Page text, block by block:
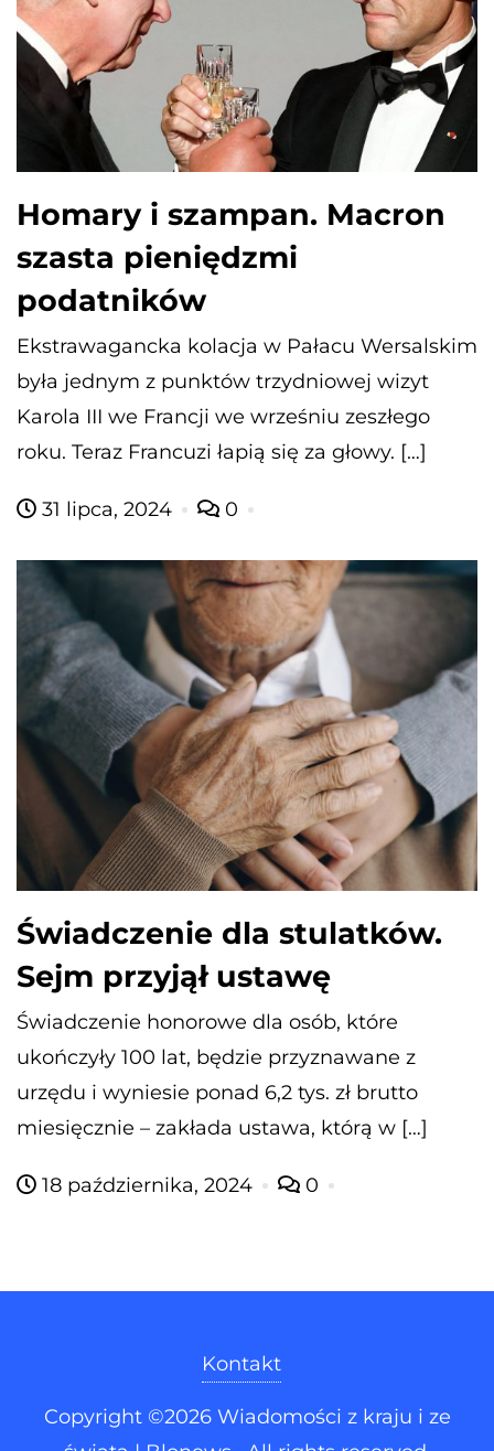
Homary i szampan. Macron
szasta pieniędzmi
podatników
Ekstrawagancka kolacja w Pałacu Wersalskim
była jednym z punktów trzydniowej wizyt
Karola III we Francji we wrześniu zeszłego
roku. Teraz Francuzi łapią się za głowy. […]
31 lipca, 2024 0
Świadczenie dla stulatków.
Sejm przyjął ustawę
Świadczenie honorowe dla osób, które
ukończyły 100 lat, będzie przyznawane z
urzędu i wyniesie ponad 6,2 tys. zł brutto
miesięcznie – zakłada ustawa, którą w […]
18 października, 2024 0
Kontakt
Copyright ©2026 Wiadomości z kraju i ze